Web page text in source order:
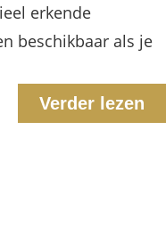
erkende
beschikbaar als je
Verder lezen